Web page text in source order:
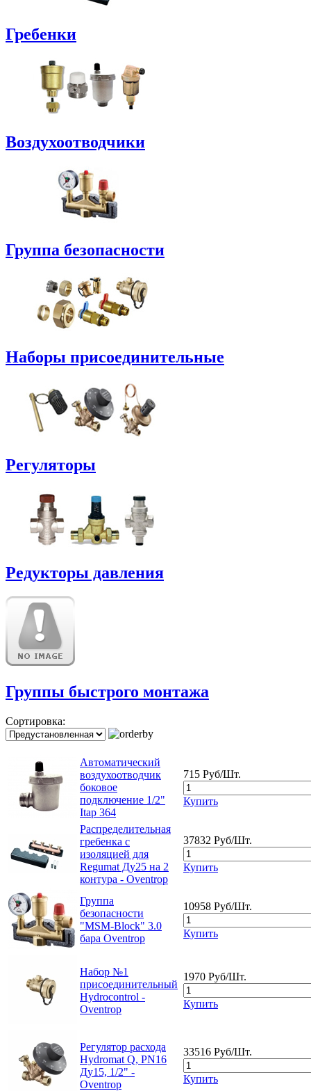
Гребенки
Воздухоотводчики
Группа безопасности
Наборы присоединительные
Регуляторы
Редукторы давления
Группы быстрого монтажа
Сортировка:
Автоматический
воздухоотводчик
боковое
подключение 1/2"
Itap 364
715 Руб/Шт.
Купить
Распределительная
гребенка с
изоляцией для
Regumat Ду25 на 2
контура - Oventrop
37832 Руб/Шт.
Купить
Группа
безопасности
"MSM-Block" 3.0
бара Oventrop
10958 Руб/Шт.
Купить
Набор №1
присоединительный
Hydrocontrol -
Oventrop
1970 Руб/Шт.
Купить
Регулятор расхода
Hydromat Q, PN16
Ду15, 1/2" -
Oventrop
33516 Руб/Шт.
Купить